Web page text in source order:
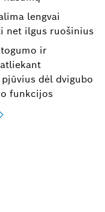
lengvai
net ilgus ruošinius
ir
dėl dvigubo
funkcijos